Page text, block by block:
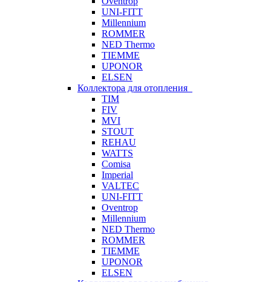
UNI-FITT
Millennium
ROMMER
NED Thermo
TIEMME
UPONOR
ELSEN
Коллектора для отопления
TIM
FIV
MVI
STOUT
REHAU
WATTS
Comisa
Imperial
VALTEC
UNI-FITT
Oventrop
Millennium
NED Thermo
ROMMER
TIEMME
UPONOR
ELSEN